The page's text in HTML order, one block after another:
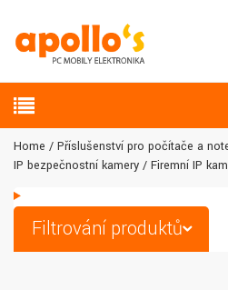
Home
Příslušenství pro počítače a
IP bezpečnostní kamery
Firemní IP
Filtrování produktů